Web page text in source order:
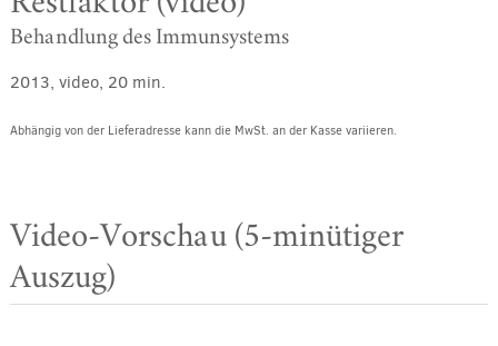
Behandlung des Immunsystems
2013, video, 20 min.
Abhängig von der Lieferadresse kann die MwSt. an der Kasse variieren.
Video-Vorschau (5-minütiger
Auszug)